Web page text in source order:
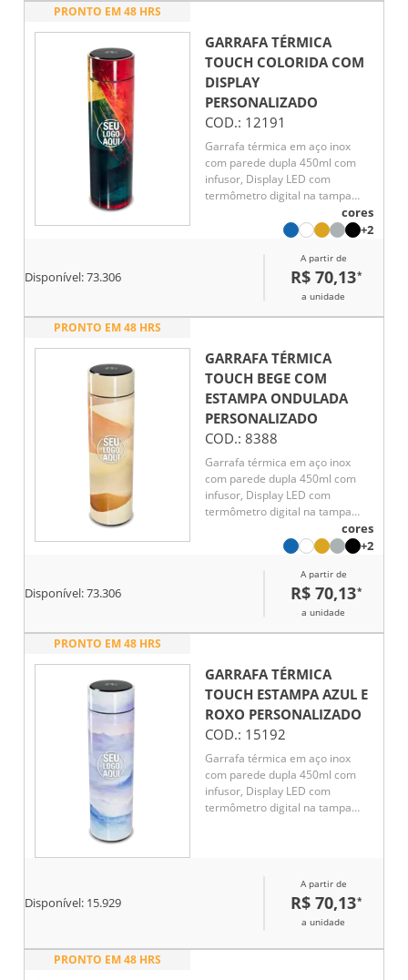
PRONTO EM 48 HRS
GARRAFA TÉRMICA
TOUCH COLORIDA COM
DISPLAY
PERSONALIZADO
COD.: 12191
Garrafa térmica em aço inox
com parede dupla 450ml com
infusor, Display LED com
termômetro digital na tampa
para indicar a temperatura do
líquido, Conserva líquido quente
cores
+2
Disponível:73.306
A partir de
R$ 70,13*
a unidade
PRONTO EM 48 HRS
GARRAFA TÉRMICA
TOUCH BEGE COM
ESTAMPA ONDULADA
PERSONALIZADO
COD.: 8388
Garrafa térmica em aço inox
com parede dupla 450ml com
infusor, Display LED com
termômetro digital na tampa
para indicar a temperatura do
líquido, Conserva líquido quente
cores
+2
Disponível:73.306
A partir de
R$ 70,13*
a unidade
PRONTO EM 48 HRS
GARRAFA TÉRMICA
TOUCH ESTAMPA AZUL E
ROXO PERSONALIZADO
COD.: 15192
Garrafa térmica em aço inox
com parede dupla 450ml com
infusor, Display LED com
termômetro digital na tampa
Disponível: 15.929
A partir de
R$ 70,13*
a unidade
PRONTO EM 48 HRS